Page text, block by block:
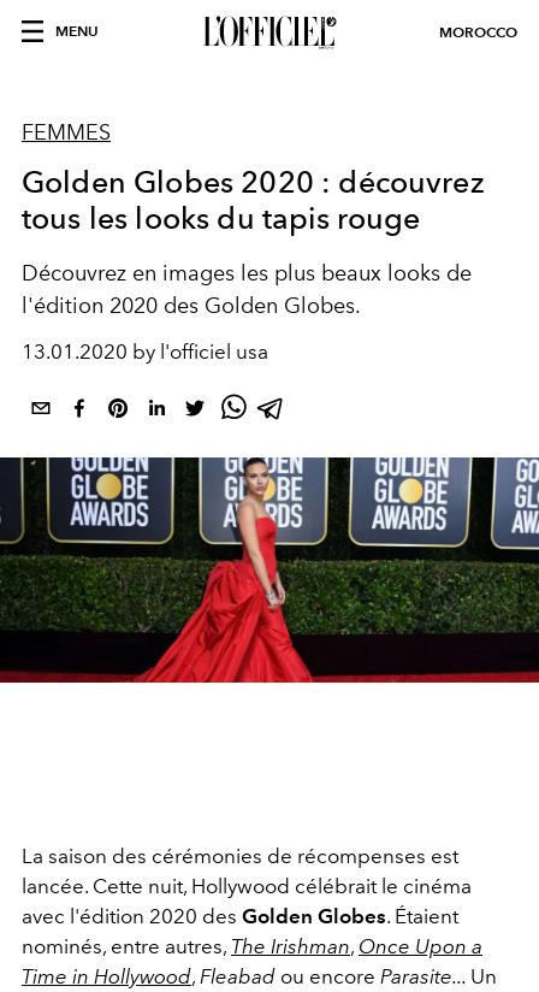
MENU MOROCCO
FEMMES
Golden Globes 2020 : découvrez
tous les looks du tapis rouge
Découvrez en images les plus beaux looks de
l'édition 2020 des Golden Globes.
13.01.2020 by l'officiel usa
La saison des cérémonies de récompenses est
lancée. Cette nuit, Hollywood célébrait le cinéma
avec l'édition 2020 des Golden Globes. Étaient
nominés, entre autres, The Irishman, Once Upon a
Time in Hollywood, Fleabad ou encore Parasite... Un